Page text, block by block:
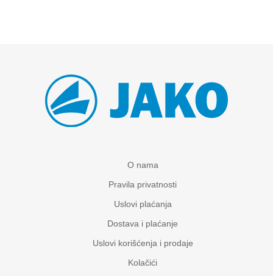
O nama
Pravila privatnosti
Uslovi plaćanja
Dostava i plaćanje
Uslovi korišćenja i prodaje
Kolačići